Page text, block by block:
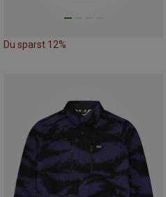
Du sparst 12%